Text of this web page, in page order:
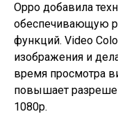
Oppo добавила
обеспечивающую
функций. Video
изображения и
время просмотра
повышает
1080p.